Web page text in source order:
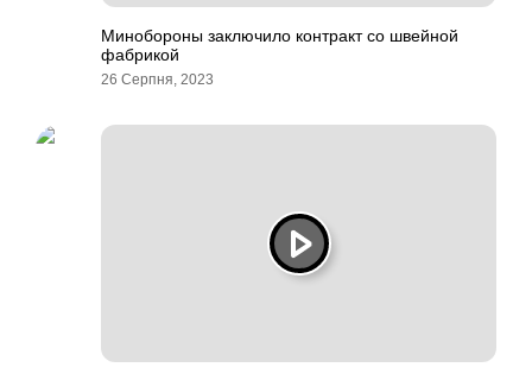
Минобороны заключило контракт со швейной
фабрикой
26 Серпня, 2023